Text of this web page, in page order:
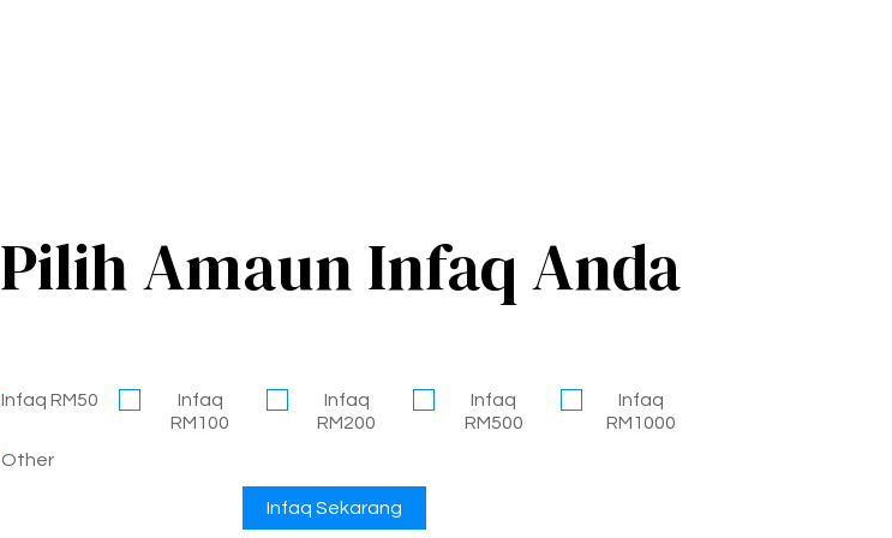
Pilih Amaun Infaq Anda
Infaq RM50
Infaq
RM100
Infaq
RM200
Infaq
RM500
Infaq
RM1000
Other
Infaq Sekarang